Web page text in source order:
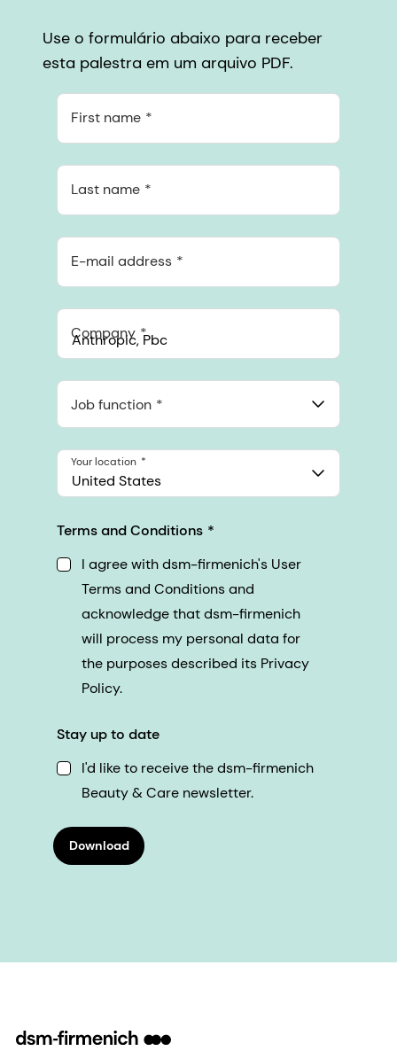
Use o formulário abaixo para receber
esta palestra em um arquivo PDF.
First name
Last name
E-mail address
Company
548 Market St Pmb 90375, San Francisco, California, US
Job function
United States
Your location
Terms and Conditions
I agree with dsm-firmenich's User
Terms and Conditions and
acknowledge that dsm-firmenich
will process my personal data for
the purposes described its Privacy
Policy.
Stay up to date
I'd like to receive the dsm-firmenich
Beauty & Care newsletter.
Download